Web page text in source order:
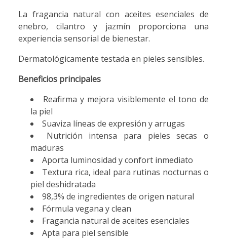
La fragancia natural con aceites esenciales de
enebro, cilantro y jazmín proporciona una
experiencia sensorial de bienestar.
Dermatológicamente testada en pieles sensibles.
Beneficios principales
Reafirma y mejora visiblemente el tono de
la piel
Suaviza líneas de expresión y arrugas
Nutrición intensa para pieles secas o
maduras
Aporta luminosidad y confort inmediato
Textura rica, ideal para rutinas nocturnas o
piel deshidratada
98,3% de ingredientes de origen natural
Fórmula vegana y clean
Fragancia natural de aceites esenciales
Apta para piel sensible